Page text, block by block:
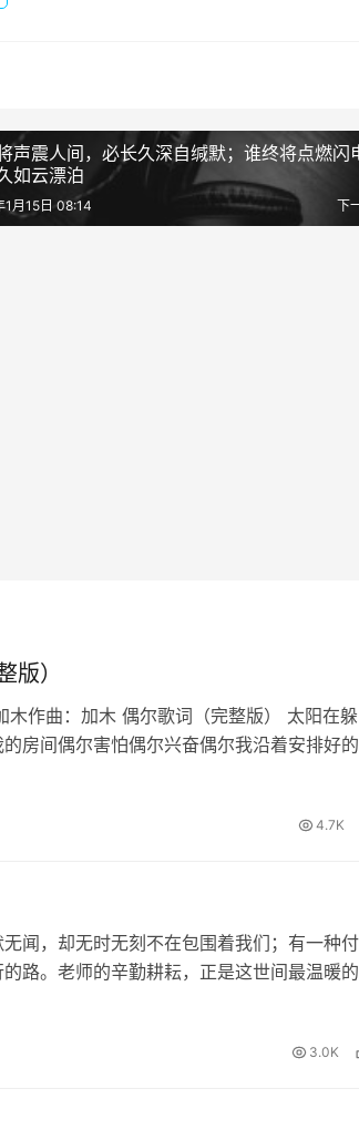
声震人间，必长久深自缄默；谁终将点燃闪
如云漂泊
下
1月15日 08:14
版）
木作曲：加木 偶尔歌词（完整版） 太阳在
房间偶尔害怕偶尔兴奋偶尔我沿着安排好
4.7K
闻，却无时无刻不在包围着我们；有一种
路。老师的辛勤耕耘，正是这世间最温暖的
3.0K